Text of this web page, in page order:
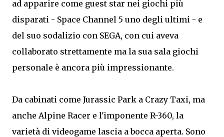
ad apparire come guest star nei giochi più
disparati - Space Channel 5 uno degli ultimi - e
del suo sodalizio con SEGA, con cui aveva
collaborato strettamente ma la sua sala giochi
personale è ancora più impressionante.
Da cabinati come Jurassic Park a Crazy Taxi, ma
anche Alpine Racer e l'imponente R-360, la
varietà di videogame lascia a bocca aperta. Sono